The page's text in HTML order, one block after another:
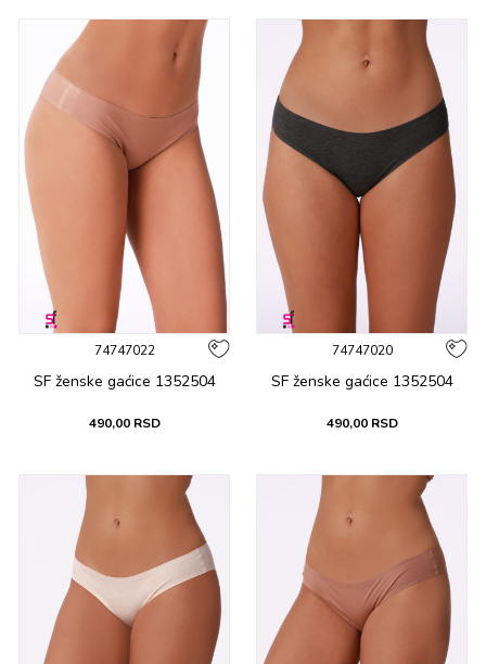
74747022
SF ženske gaćicе 1352504
490,00 RSD
74747020
SF ženske gaćicе 1352504
490,00 RSD